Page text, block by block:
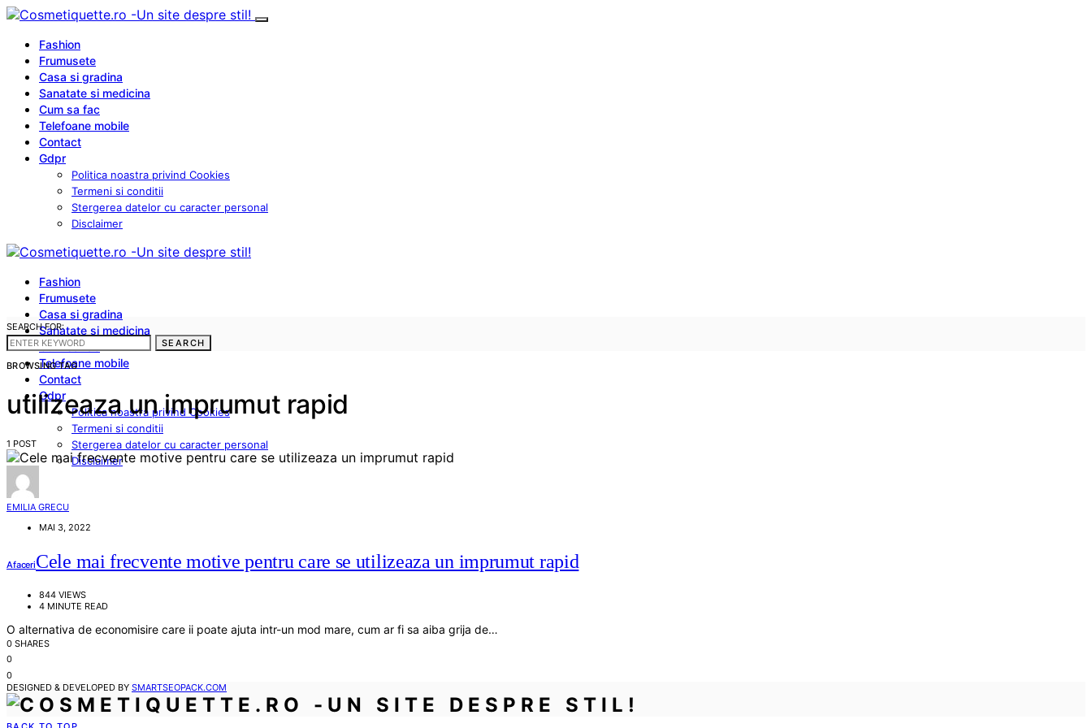
Fashion
Frumusete
Casa si gradina
Sanatate si medicina
Cum sa fac
Telefoane mobile
Contact
Gdpr
Politica noastra privind Cookies
Termeni si conditii
Stergerea datelor cu caracter personal
Disclaimer
Fashion
Frumusete
Casa si gradina
Sanatate si medicina
Cum sa fac
Telefoane mobile
Contact
Gdpr
Politica noastra privind Cookies
Termeni si conditii
Stergerea datelor cu caracter personal
Disclaimer
SEARCH FOR:
SEARCH
BROWSING TAG
utilizeaza un imprumut rapid
1 POST
EMILIA GRECU
MAI 3, 2022
AfaceriCele mai frecvente motive pentru care se utilizeaza un imprumut rapid
844 VIEWS
4 MINUTE READ
O alternativa de economisire care ii poate ajuta intr-un mod mare, cum ar fi sa aiba grija de…
0 SHARES
0
0
DESIGNED & DEVELOPED BY SMARTSEOPACK.COM